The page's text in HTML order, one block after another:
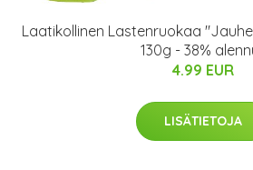
Laatikollinen Lastenruokaa
130g - 38%
4.99 EUR
LISÄTIETOJA